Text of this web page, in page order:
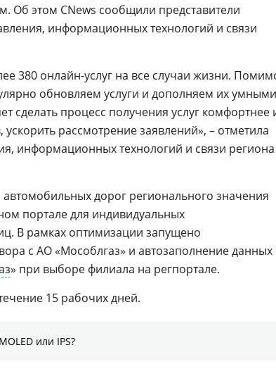
Об этом CNews сообщили представители
информационных технологий и связи
380 онлайн-услуг на все случаи жизни.
обновляем услуги и дополняем их умными
сделать процесс получения услуг комфортнее
ускорить рассмотрение заявлений», – отметила
информационных технологий и связи региона
дорог регионального значения
портале для индивидуальных
В рамках оптимизации запущено
с АО «Мособлгаз» и автозаполнение данных
» при выборе филиала на регпортале.
15 рабочих дней.
или IPS?
спор ИБ vs ИТ:
благо бизнеса
ОБЗОР
Цифровизация ритейла 2026